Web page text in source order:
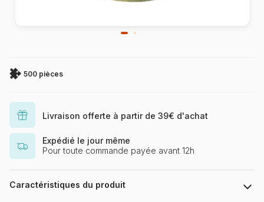
500 pièces
Livraison offerte à partir de 39€ d'achat
Expédié le jour même
Pour toute commande payée avant 12h
Caractéristiques du produit